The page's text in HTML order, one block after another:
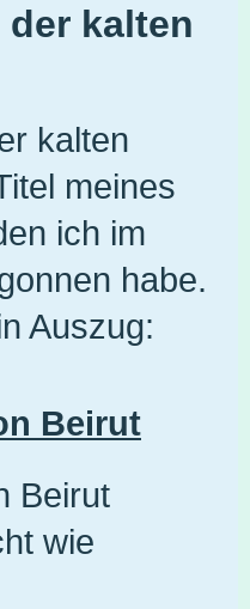
kalten
kalten
meines
ich im
habe.
Auszug:
Beirut
Beirut
wie